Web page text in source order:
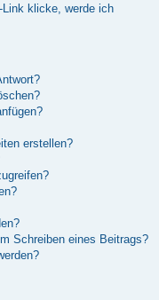
klicke, werde ich
erstellen?
Schreiben eines Beitrags?